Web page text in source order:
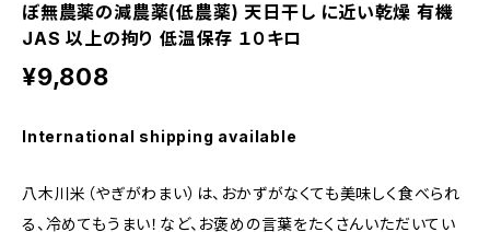
ぼ無農薬の減農薬(低農薬) 天日干し に近い乾燥 有機
JAS 以上の拘り 低温保存 １０キロ
¥9,808
International shipping available
八木川米（やぎがわまい）は、おかずがなくても美味しく食べられ
る、冷めてもうまい！など、お褒めの言葉をたくさんいただいてい